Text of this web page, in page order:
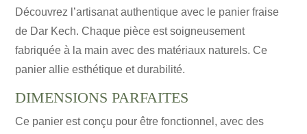
Découvrez l’artisanat authentique avec le panier fraise
de Dar Kech. Chaque pièce est soigneusement
fabriquée à la main avec des matériaux naturels. Ce
panier allie esthétique et durabilité.
DIMENSIONS PARFAITES
Ce panier est conçu pour être fonctionnel, avec des